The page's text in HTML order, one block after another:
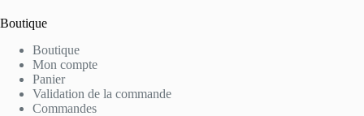
Boutique
Boutique
Mon compte
Panier
Validation de la commande
Commandes